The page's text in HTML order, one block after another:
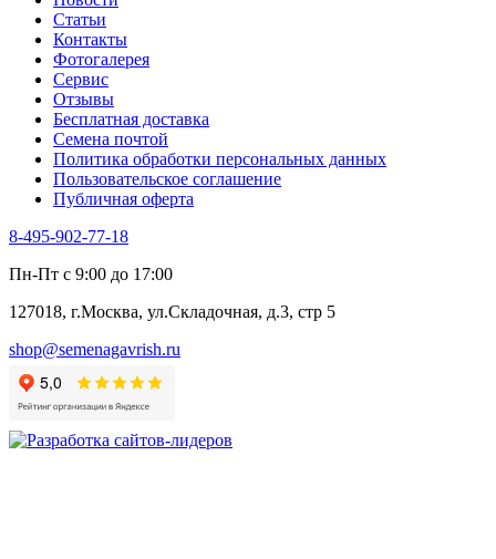
Статьи
Контакты
Фотогалерея​
Сервис
Отзывы
Бесплатная доставка
Семена почтой
Политика обработки персональных данных
Пользовательское соглашение
Публичная оферта
8-495-902-77-18
Пн-Пт с 9:00 до 17:00
127018, г.Москва, ул.Складочная, д.3, стр 5
shop@semenagavrish.ru